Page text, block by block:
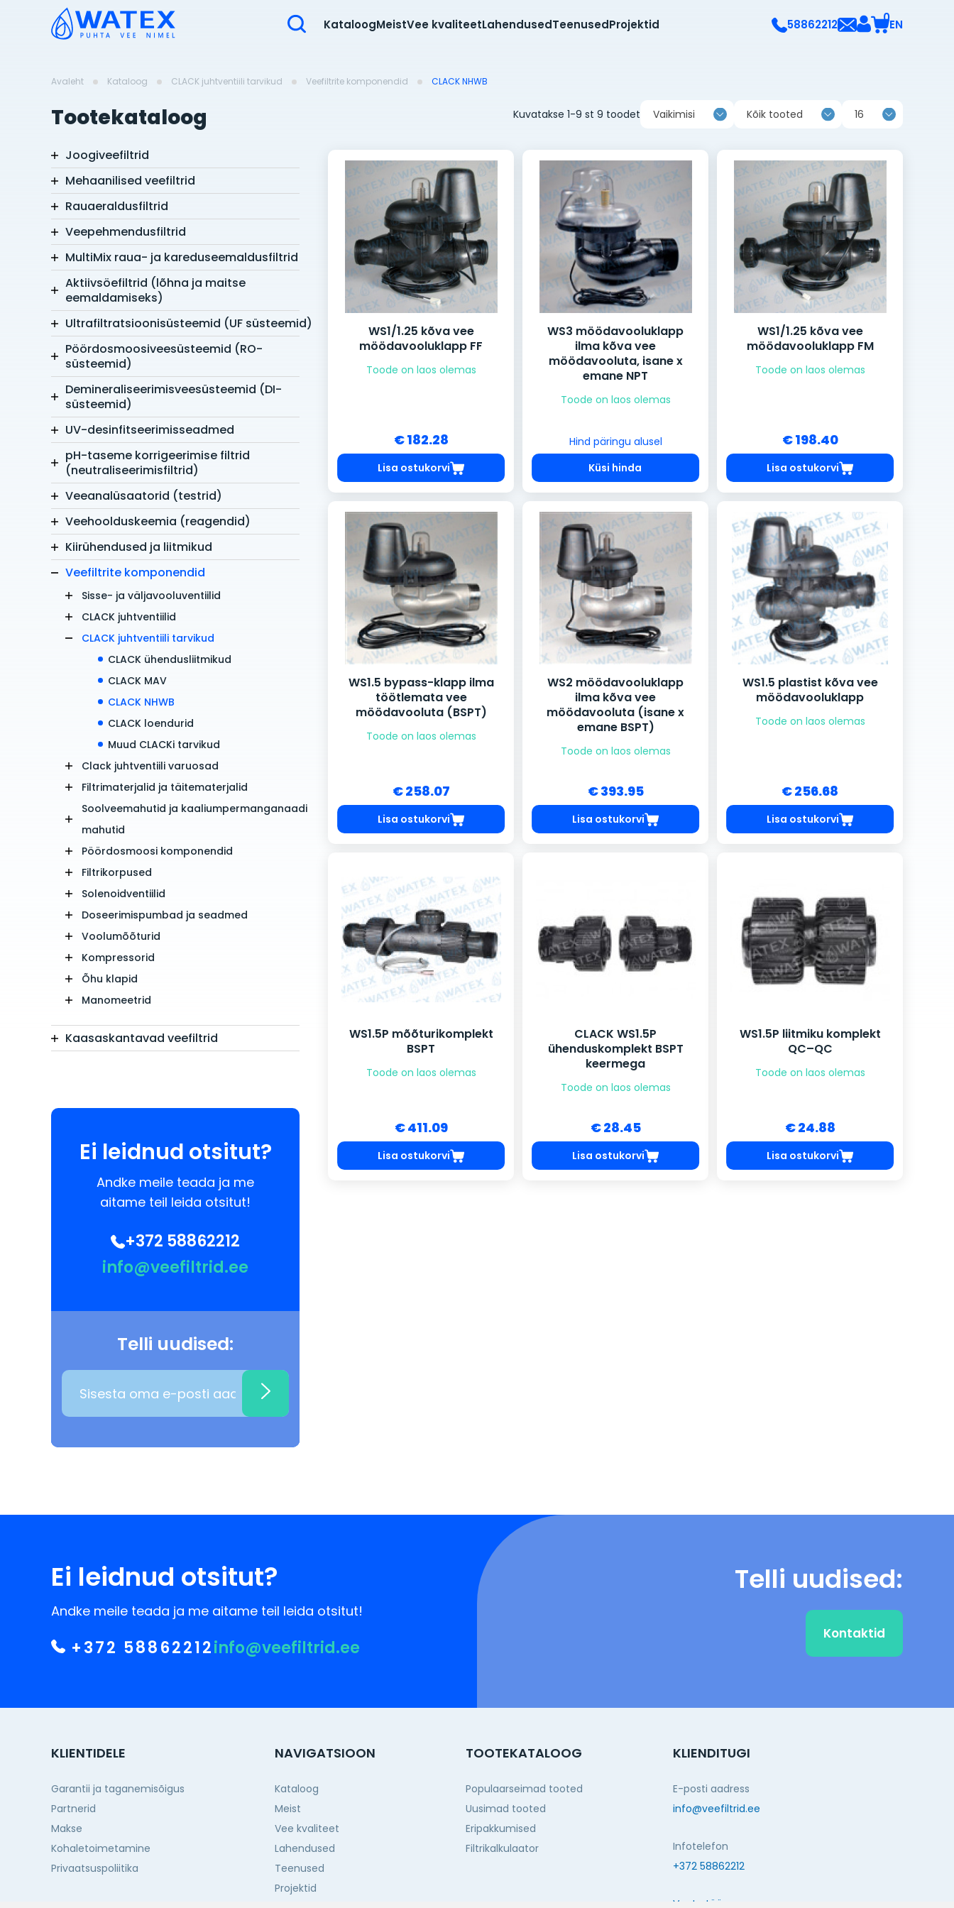
KataloogMeistVee kvaliteetLahendusedTeenusedProjektid 58862212 0EN
Avaleht Kataloog CLACK juhtventiili tarvikud Veefiltrite komponendid CLACK NHWB
Tootekataloog
Joogiveefiltrid
Mehaanilised veefiltrid
Rauaeraldusfiltrid
Veepehmendusfiltrid
MultiMix raua- ja kareduseemaldusfiltrid
Aktiivsöefiltrid (lõhna ja maitse
eemaldamiseks)
Ultrafiltratsioonisüsteemid (UF süsteemid)
Pöördosmoosiveesüsteemid (RO-
süsteemid)
Demineraliseerimisveesüsteemid (DI-
süsteemid)
UV-desinfitseerimisseadmed
pH-taseme korrigeerimise filtrid
(neutraliseerimisfiltrid)
Veeanalüsaatorid (testrid)
Veehoolduskeemia (reagendid)
Kiirühendused ja liitmikud
Veefiltrite komponendid
Sisse- ja väljavooluventiilid
CLACK juhtventiilid
CLACK juhtventiili tarvikud
CLACK ühendusliitmikud
CLACK MAV
CLACK NHWB
CLACK loendurid
Muud CLACKi tarvikud
Clack juhtventiili varuosad
Filtrimaterjalid ja täitematerjalid
Soolveemahutid ja kaaliumpermanganaadi
mahutid
Pöördosmoosi komponendid
Filtrikorpused
Solenoidventiilid
Doseerimispumbad ja seadmed
Voolumõõturid
Kompressorid
Õhu klapid
Manomeetrid
Kaasaskantavad veefiltrid
Ei leidnud otsitut?
Andke meile teada ja me
aitame teil leida otsitut!
+372 58862212
info@veefiltrid.ee
Telli uudised:
Kuvatakse 1-9 st 9 toodet Vaikimisi Kõik tooted 16
WS1/1.25 kõva vee
möödavooluklapp FF
Toode on laos olemas
€ 182.28
Lisa ostukorvi
WS3 möödavooluklapp
ilma kõva vee
möödavooluta, isane x
emane NPT
Toode on laos olemas
Hind päringu alusel
Küsi hinda
WS1/1.25 kõva vee
möödavooluklapp FM
Toode on laos olemas
€ 198.40
Lisa ostukorvi
WS1.5 bypass-klapp ilma
töötlemata vee
möödavooluta (BSPT)
Toode on laos olemas
€ 258.07
Lisa ostukorvi
WS2 möödavooluklapp
ilma kõva vee
möödavooluta (isane x
emane BSPT)
Toode on laos olemas
€ 393.95
Lisa ostukorvi
WS1.5 plastist kõva vee
möödavooluklapp
Toode on laos olemas
€ 256.68
Lisa ostukorvi
WS1.5P mõõturikomplekt
BSPT
Toode on laos olemas
€ 411.09
Lisa ostukorvi
CLACK WS1.5P
ühenduskomplekt BSPT
keermega
Toode on laos olemas
€ 28.45
Lisa ostukorvi
WS1.5P liitmiku komplekt
QC–QC
Toode on laos olemas
€ 24.88
Lisa ostukorvi
Ei leidnud otsitut?
Andke meile teada ja me aitame teil leida otsitut!
+372 58862212info@veefiltrid.ee
Telli uudised:
Kontaktid
KLIENTIDELE
Garantii ja taganemisõigus
Partnerid
Makse
Kohaletoimetamine
Privaatsuspoliitika
NAVIGATSIOON
Kataloog
Meist
Vee kvaliteet
Lahendused
Teenused
Projektid
TOOTEKATALOOG
Populaarseimad tooted
Uusimad tooted
Eripakkumised
Filtrikalkulaator
KLIENDITUGI
E-posti aadress
info@veefiltrid.ee
Infotelefon
+372 58862212
Vaata tööaegu